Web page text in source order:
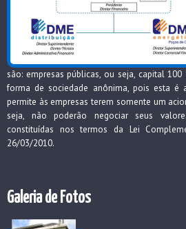
são: empresas públicas, ou seja, capital
forma de sociedade anônima, pois esta é
permite às empresas terem somente um
seja, não poderão negociar seus
constituídas nos termos da Lei
26/03/2010.
Galeria de Fotos